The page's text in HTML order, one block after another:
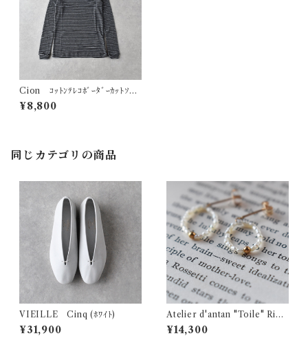
Cion ｺｯﾄﾝﾃﾚｺﾎﾞｰﾀﾞｰｶｯﾄｿｰ
(ﾁｬｺｰﾙ×ﾌﾞﾗｯｸ) 19-24252
¥8,800
同じカテゴリの商品
VIEILLE Cinq (ﾎﾜｲﾄ)
¥31,900
Atelier d'antan "Toile" Rice
Pearl Pierce
¥14,300